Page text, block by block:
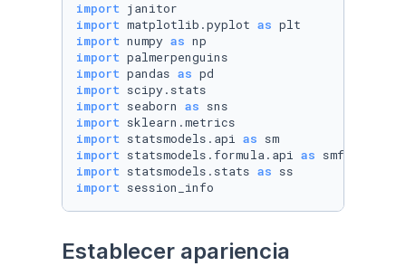
import
import matplotlib.pyplot as
import numpy as
import
import pandas as
import
import seaborn as
import
import statsmodels.api as
import statsmodels.formula.api as
import statsmodels.stats as
import session_info
Establecer apariencia